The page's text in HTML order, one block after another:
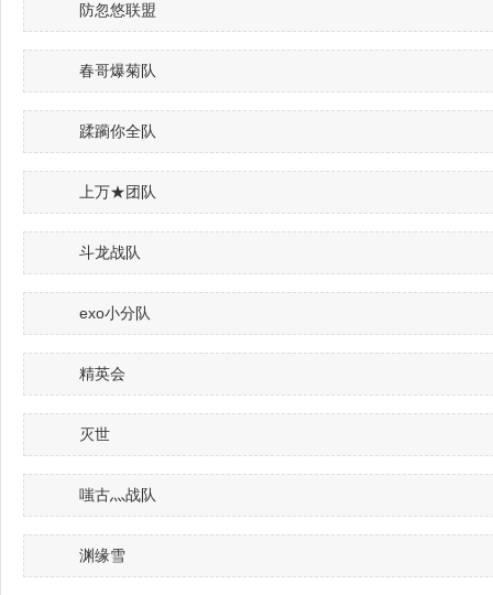
防忽悠联盟
春哥爆菊队
蹂躏你全队
上万★团队
斗龙战队
exo小分队
精英会
灭世
嗤古灬战队
渊缘雪